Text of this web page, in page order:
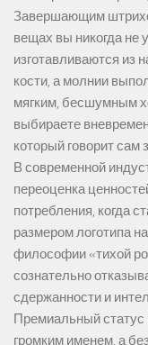
Завершающим
вещах вы никогда не
изготавливаются из
кости, а молнии
мягким, бесшумным
выбираете
который говорит сам
В современной
переоценка
потребления, когда
размером логотипа
философии «тихой
сознательно
сдержанности и
Премиальный статус
громким именем, а